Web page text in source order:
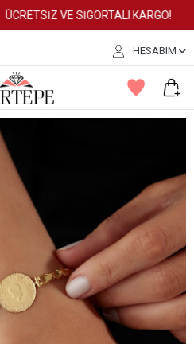
ÜCRETSİZ VE SİGORTALI KARGO!
HESABIM